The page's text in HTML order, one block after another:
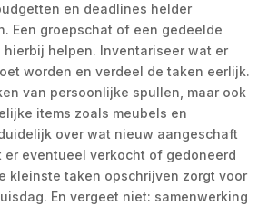
en deadlines helder
Een groepschat of een gedeelde
helpen. Inventariseer wat er
worden en verdeel de taken eerlijk.
van persoonlijke spullen, maar ook
items zoals meubels en
over wat nieuw aangeschaft
er eventueel verkocht of gedoneerd
kleinste taken opschrijven zorgt voor
En vergeet niet: samenwerking